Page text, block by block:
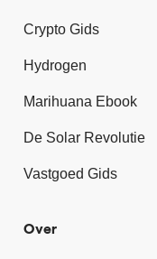
Crypto Gids
Hydrogen
Marihuana Ebook
De Solar Revolutie
Vastgoed Gids
Over